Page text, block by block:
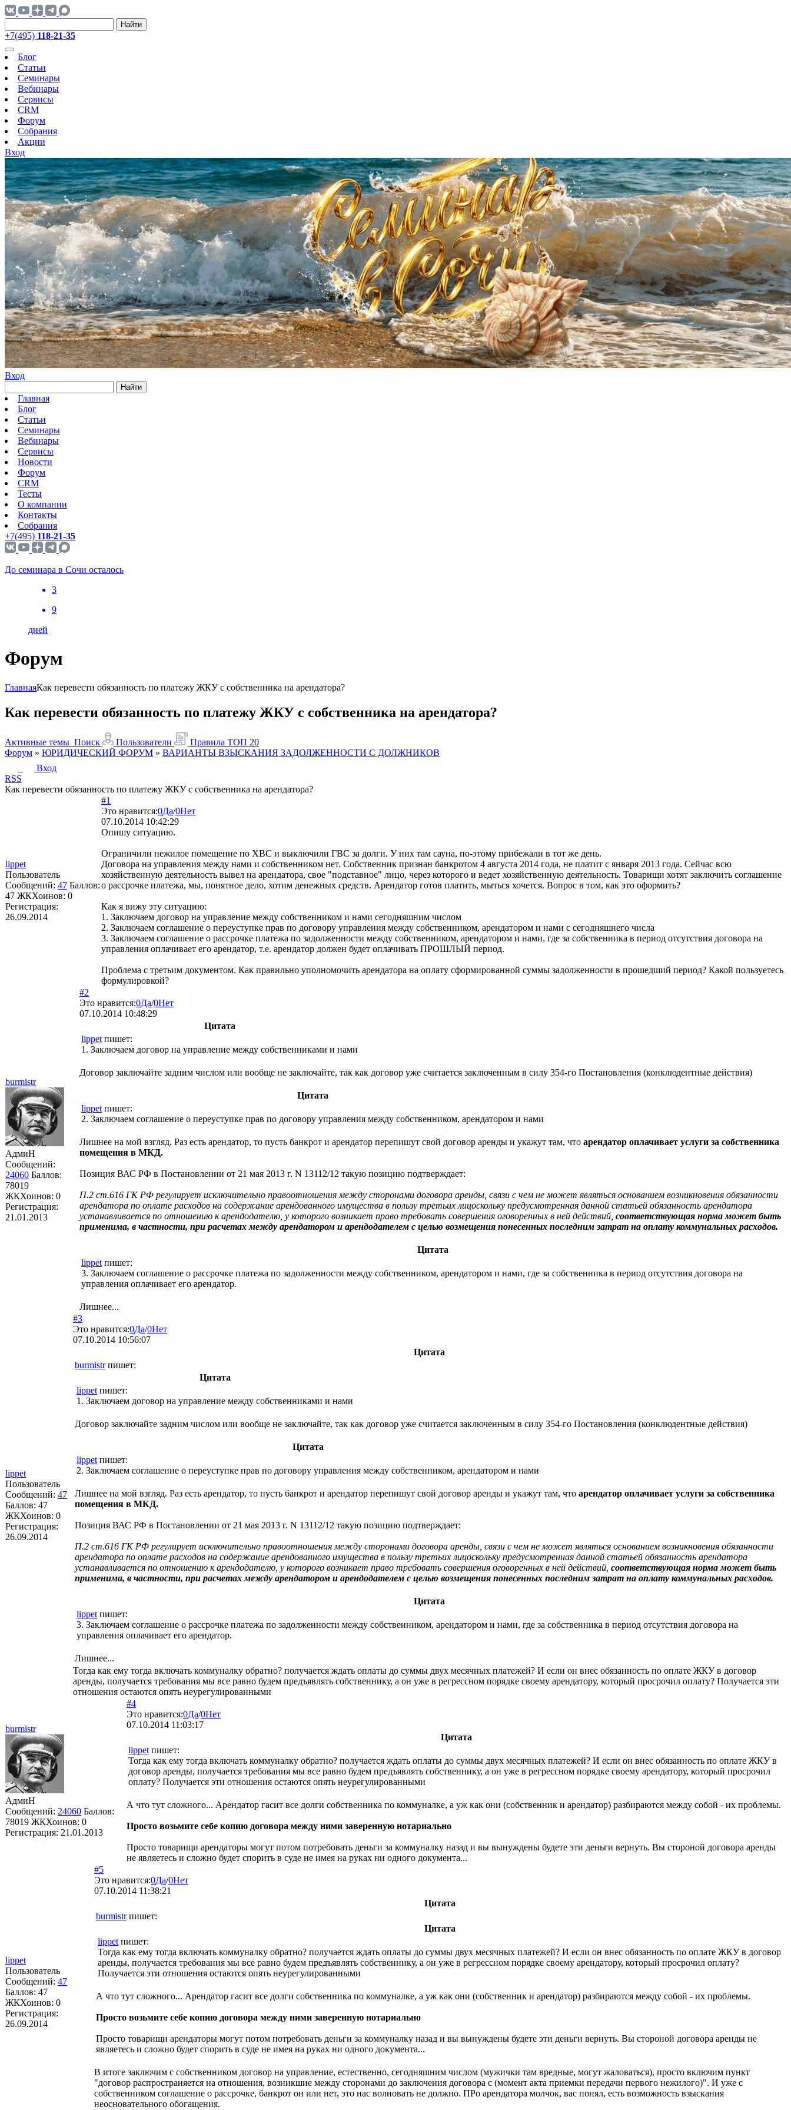
Найти
+7(495) 118-21-35
Блог
Статьи
Семинары
Вебинары
Сервисы
CRM
Форум
Собрания
Акции
Вход
Вход
Найти
Главная
Блог
Статьи
Семинары
Вебинары
Сервисы
Новости
Форум
CRM
Тесты
О компании
Контакты
Собрания
+7(495) 118-21-35
До семинара в Сочи осталось
3
9
дней
Форум
ГлавнаяКак перевести обязанность по платежу ЖКУ с собственника на арендатора?
Как перевести обязанность по платежу ЖКУ с собственника на арендатора?
Активные темы Поиск Пользователи Правила ТОП 20
Форум » ЮРИДИЧЕСКИЙ ФОРУМ » ВАРИАНТЫ ВЗЫСКАНИЯ ЗАДОЛЖЕННОСТИ С ДОЛЖНИКОВ
Вход
RSS
Как перевести обязанность по платежу ЖКУ с собственника на арендатора?
lippet
Пользователь
Сообщений: 47 Баллов:
47 ЖКХоинов: 0
Регистрация:
26.09.2014
#1
Это нравится:0Да/0Нет
07.10.2014 10:42:29
Опишу ситуацию.
Ограничили нежилое помещение по ХВС и выключили ГВС за долги. У них там сауна, по-этому прибежали в тот же день.
Договора на управления между нами и собственником нет. Собственник признан банкротом 4 августа 2014 года, не платит с января 2013 года. Сейчас всю
хозяйственную деятельность вывел на арендатора, свое "подставное" лицо, через которого и ведет хозяйственную деятельность. Товарищи хотят заключить соглашение
о рассрочке платежа, мы, понятное дело, хотим денежных средств. Арендатор готов платить, мыться хочется. Вопрос в том, как это оформить?
Как я вижу эту ситуацию:
1. Заключаем договор на управление между собственником и нами сегодняшним числом
2. Заключаем соглашение о переуступке прав по договору управления между собственником, арендатором и нами с сегодняшнего числа
3. Заключаем соглашение о рассрочке платежа по задолженности между собственником, арендатором и нами, где за собственника в период отсутствия договора на
управления оплачивает его арендатор, т.е. арендатор должен будет оплачивать ПРОШЛЫЙ период.
Проблема с третьим документом. Как правильно уполномочить арендатора на оплату сформированной суммы задолженности в прошедший период? Какой пользуетесь
формулировкой?
burmistr
АдмиН
Сообщений:
24060 Баллов:
78019
ЖКХоинов: 0
Регистрация:
21.01.2013
#2
Это нравится:0Да/0Нет
07.10.2014 10:48:29
Цитата
lippet пишет:
1. Заключаем договор на управление между собственниками и нами
Договор заключайте задним числом или вообще не заключайте, так как договор уже считается заключенным в силу 354-го Постановления (конклюдентные действия)
Цитата
lippet пишет:
2. Заключаем соглашение о переуступке прав по договору управления между собственником, арендатором и нами
Лишнее на мой взгляд. Раз есть арендатор, то пусть банкрот и арендатор перепишут свой договор аренды и укажут там, что арендатор оплачивает услуги за собственника
помещения в МКД.
Позиция ВАС РФ в Постановлении от 21 мая 2013 г. N 13112/12 такую позицию подтверждает:
П.2 ст.616 ГК РФ регулирует исключительно правоотношения между сторонами договора аренды, связи с чем не может являться основанием возникновения обязанности
арендатора по оплате расходов на содержание арендованного имущества в пользу третьих лицоскольку предусмотренная данной статьей обязанность арендатора
устанавливается по отношению к арендодателю, у которого возникает право требовать совершения оговоренных в ней действий, соответствующая норма может быть
применима, в частности, при расчетах между арендатором и арендодателем с целью возмещения понесенных последним затрат на оплату коммунальных расходов.
Цитата
lippet пишет:
3. Заключаем соглашение о рассрочке платежа по задолженности между собственником, арендатором и нами, где за собственника в период отсутствия договора на
управления оплачивает его арендатор.
Лишнее...
lippet
Пользователь
Сообщений: 47
Баллов: 47
ЖКХоинов: 0
Регистрация:
26.09.2014
#3
Это нравится:0Да/0Нет
07.10.2014 10:56:07
Цитата
burmistrпишет:
Цитата
lippet пишет:
1. Заключаем договор на управление между собственниками и нами
Договор заключайте задним числом или вообще не заключайте, так как договор уже считается заключенным в силу 354-го Постановления (конклюдентные действия)
Цитата
lippet пишет:
2. Заключаем соглашение о переуступке прав по договору управления между собственником, арендатором и нами
Лишнее на мой взгляд. Раз есть арендатор, то пусть банкрот и арендатор перепишут свой договор аренды и укажут там, что арендатор оплачивает услуги за собственника
помещения в МКД.
Позиция ВАС РФ в Постановлении от 21 мая 2013 г. N 13112/12 такую позицию подтверждает:
П.2 ст.616 ГК РФ регулирует исключительно правоотношения между сторонами договора аренды, связи с чем не может являться основанием возникновения обязанности
арендатора по оплате расходов на содержание арендованного имущества в пользу третьих лицоскольку предусмотренная данной статьей обязанность арендатора
устанавливается по отношению к арендодателю, у которого возникает право требовать совершения оговоренных в ней действий, соответствующая норма может быть
применима, в частности, при расчетах между арендатором и арендодателем с целью возмещения понесенных последним затрат на оплату коммунальных расходов.
Цитата
lippet пишет:
3. Заключаем соглашение о рассрочке платежа по задолженности между собственником, арендатором и нами, где за собственника в период отсутствия договора на
управления оплачивает его арендатор.
Лишнее...
Тогда как ему тогда включать коммуналку обратно? получается ждать оплаты до суммы двух месячных платежей? И если он внес обязанность по оплате ЖКУ в договор
аренды, получается требования мы все равно будем предъявлять собственнику, а он уже в регрессном порядке своему арендатору, который просрочил оплату? Получается эти
отношения остаются опять неурегулированными
burmistr
АдмиН
Сообщений: 24060 Баллов:
78019 ЖКХоинов: 0
Регистрация: 21.01.2013
#4
Это нравится:0Да/0Нет
07.10.2014 11:03:17
Цитата
lippet пишет:
Тогда как ему тогда включать коммуналку обратно? получается ждать оплаты до суммы двух месячных платежей? И если он внес обязанность по оплате ЖКУ в
договор аренды, получается требования мы все равно будем предъявлять собственнику, а он уже в регрессном порядке своему арендатору, который просрочил
оплату? Получается эти отношения остаются опять неурегулированными
А что тут сложного... Арендатор гасит все долги собственника по коммуналке, а уж как они (собственник и арендатор) разбираются между собой - их проблемы.
Просто возьмите себе копию договора между ними заверенную нотариально
Просто товарищи арендаторы могут потом потребовать деньги за коммуналку назад и вы вынуждены будете эти деньги вернуть. Вы стороной договора аренды
не являетесь и сложно будет спорить в суде не имея на руках ни одного документа...
lippet
Пользователь
Сообщений: 47
Баллов: 47
ЖКХоинов: 0
Регистрация:
26.09.2014
#5
Это нравится:0Да/0Нет
07.10.2014 11:38:21
Цитата
burmistrпишет:
Цитата
lippet пишет:
Тогда как ему тогда включать коммуналку обратно? получается ждать оплаты до суммы двух месячных платежей? И если он внес обязанность по оплате ЖКУ в договор
аренды, получается требования мы все равно будем предъявлять собственнику, а он уже в регрессном порядке своему арендатору, который просрочил оплату?
Получается эти отношения остаются опять неурегулированными
А что тут сложного... Арендатор гасит все долги собственника по коммуналке, а уж как они (собственник и арендатор) разбираются между собой - их проблемы.
Просто возьмите себе копию договора между ними заверенную нотариально
Просто товарищи арендаторы могут потом потребовать деньги за коммуналку назад и вы вынуждены будете эти деньги вернуть. Вы стороной договора аренды не
являетесь и сложно будет спорить в суде не имея на руках ни одного документа...
В итоге заключим с собственником договор на управление, естественно, сегодняшним числом (мужички там вредные, могут жаловаться), просто включим пункт
"договор распространяется на отношения, возникшие между сторонами до заключения договора с (момент акта приемки передачи первого нежилого)". И уже с
собственником соглашение о рассрочке, банкрот он или нет, это нас волновать не должно. ПРо арендатора молчок, вас понял, есть возможность взыскания
неосновательного обогащения.